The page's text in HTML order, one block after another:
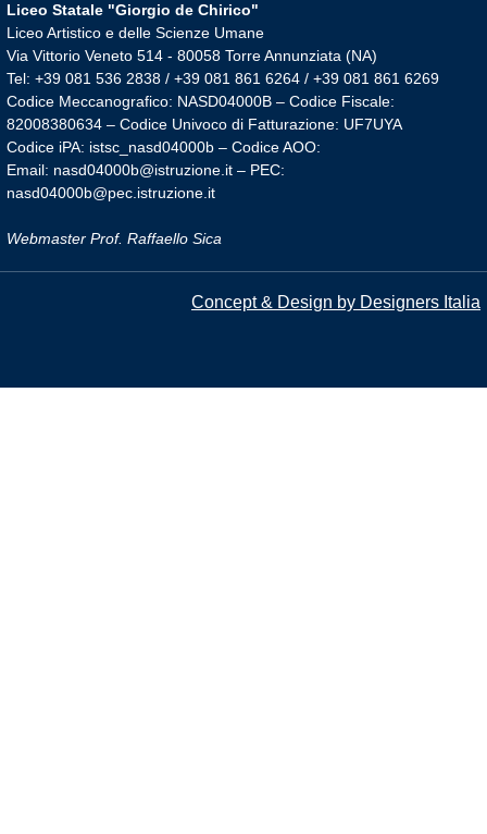
Liceo Statale "Giorgio de Chirico"
Liceo Artistico e delle Scienze Umane
Via Vittorio Veneto 514 - 80058 Torre Annunziata (NA)
Tel: +39 081 536 2838 / +39 081 861 6264 / +39 081 861 6269
Codice Meccanografico: NASD04000B – Codice Fiscale:
82008380634 – Codice Univoco di Fatturazione: UF7UYA
Codice iPA: istsc_nasd04000b – Codice AOO:
Email: nasd04000b@istruzione.it – PEC:
nasd04000b@pec.istruzione.it
Webmaster Prof. Raffaello Sica
Concept & Design by Designers Italia